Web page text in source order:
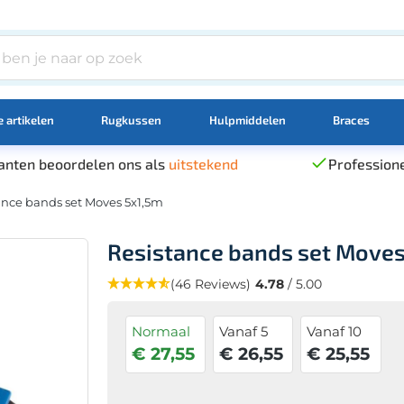
artikelen Rugkussen Hulpmiddelen Braces
beoordelen ons als uitstekend
bands set Moves 5x1,5m
Resistance bands set
(46 Reviews) 4.78/ 5.00
Normaal
€ 27,55
Vanaf 5
€ 26,55
Vanaf 10
€ 25,55